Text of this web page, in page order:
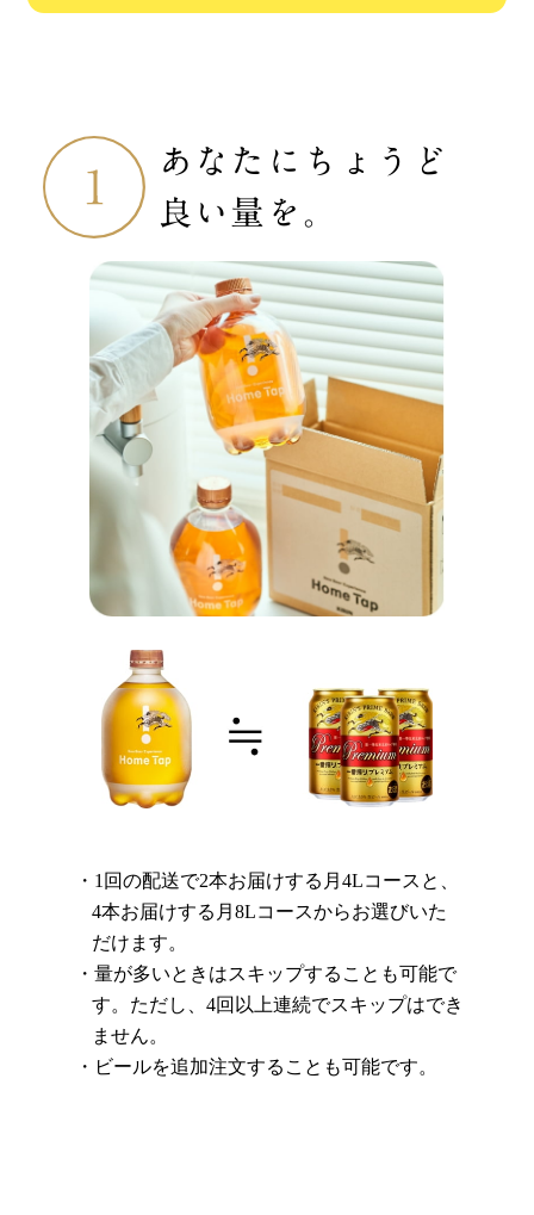
あなたにちょうど
良い量を。
1回の配送で2本お届けする月4Lコースと、
4本お届けする月8Lコースからお選びいた
だけます。
量が多いときはスキップすることも可能で
す。ただし、4回以上連続でスキップはでき
ません。
ビールを追加注文することも可能です。